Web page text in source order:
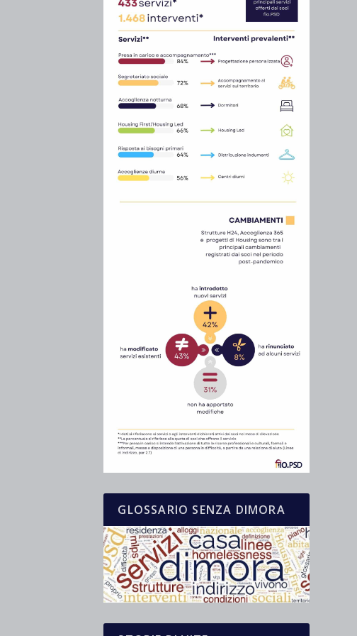
GLOSSARIO SENZA DIMORA